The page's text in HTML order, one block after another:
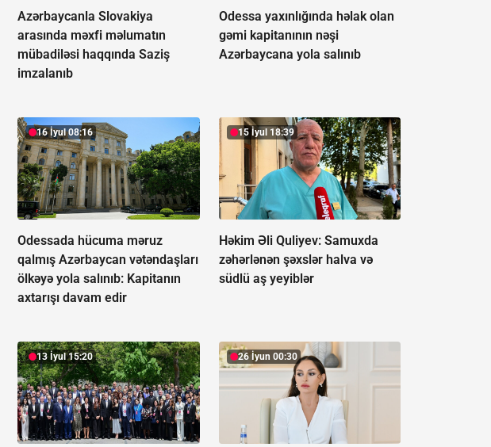
Azərbaycanla Slovakiya
arasında məxfi məlumatın
mübadiləsi haqqında Saziş
imzalanıb
Odessa yaxınlığında həlak olan
gəmi kapitanının nəşi
Azərbaycana yola salınıb
16 İyul 08:16
Odessada hücuma məruz
qalmış Azərbaycan vətəndaşları
ölkəyə yola salınıb: Kapitanın
axtarışı davam edir
15 İyul 18:39
Həkim Əli Quliyev: Samuxda
zəhərlənən şəxslər halva və
südlü aş yeyiblər
13 İyul 15:20 26 İyun 00:30